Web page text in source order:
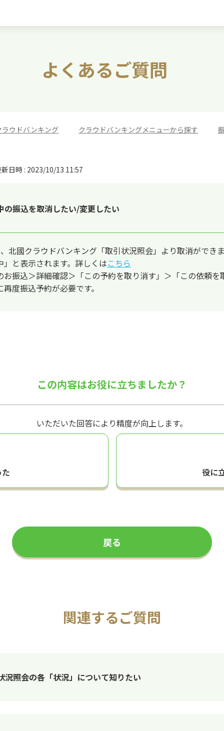
よくあるご質問
ウドバンキング クラウドバンキングメニューから探す
日時 : 2023/10/13 11:57
振込を取消したい/変更したい
北國クラウドバンキング「取引状況照会」より取消ができま
と表示されます。詳しくはこちら
振込＞詳細確認＞「この予約を取り消す」＞「この依頼を
度振込予約が必要です。
この内容はお役に立ちましたか？
いただいた回答により精度が向上します。
役に
戻る
関連するご質問
照会の各「状況」について知りたい